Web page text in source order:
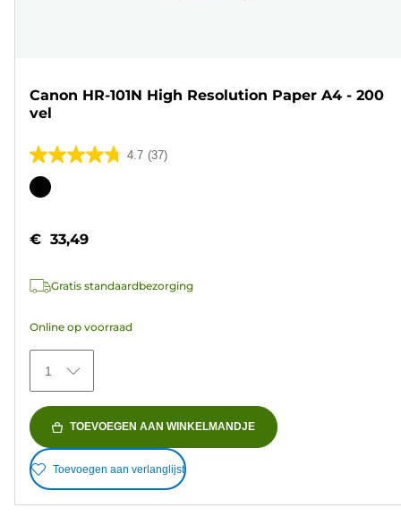
Canon HR-101N High Resolution Paper A4 - 200
vel
4.7 (37)
4.7
van
sterren.
beoordelingen
Kleurencartridge
€ 33,49
Gratis standaardbezorging
Online op voorraad
1
TOEVOEGEN AAN WINKELMANDJE
Toevoegen aan verlanglijst